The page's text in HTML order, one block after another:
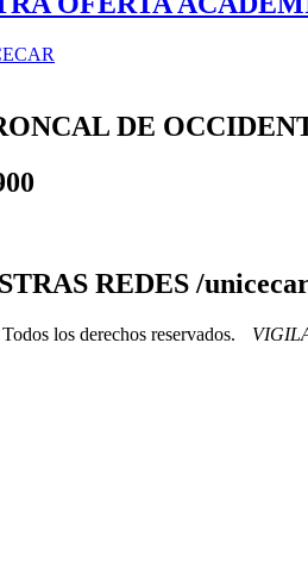
DE
REDES /
los derechos reservados.